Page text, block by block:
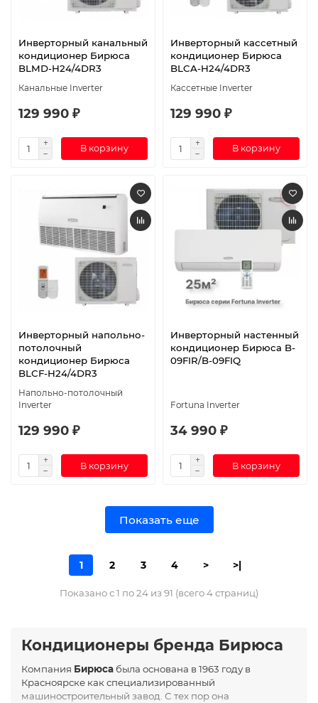
Инверторный канальный
кондиционер Бирюса
BLMD-H24/4DR3
Канальные Inverter
129 990 ₽
В корзину
Инверторный кассетный
кондиционер Бирюса
BLCA-H24/4DR3
Кассетные Inverter
129 990 ₽
В корзину
Инверторный напольно-
потолочный
кондиционер Бирюса
BLCF-H24/4DR3
Напольно-потолочный
Inverter
129 990 ₽
В корзину
Инверторный настенный
кондиционер Бирюса B-
09FIR/B-09FIQ
Fortuna Inverter
34 990 ₽
В корзину
Показать еще
1 2 3 4 > >|
Показано с 1 по 24 из 91 (всего 4 страниц)
Кондиционеры бренда Бирюса
Компания Бирюса была основана в 1963 году в
Красноярске как специализированный
машиностроительный завод. С тех пор она